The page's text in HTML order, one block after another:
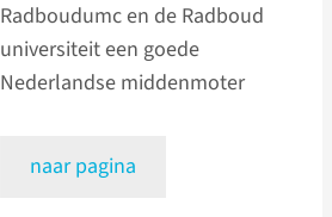
Radboudumc en de Radboud
universiteit een goede
Nederlandse middenmoter
naar pagina